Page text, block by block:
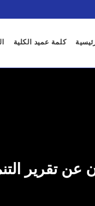
كلمة عميد الكلية
التنمية البشرية 2020م من خلال